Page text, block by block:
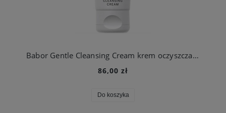
Babor Gentle Cleansing Cream krem oczyszczający 100 ml
86,00 zł
Do koszyka